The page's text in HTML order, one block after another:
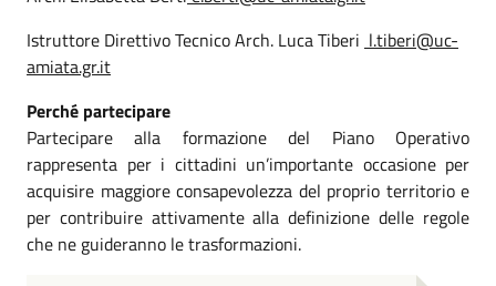
Istruttore Direttivo Tecnico Arch. Luca Tiberi l.tiberi@uc-
amiata.gr.it
Perché partecipare
Partecipare alla formazione del Piano Operativo
rappresenta per i cittadini un’importante occasione per
acquisire maggiore consapevolezza del proprio territorio e
per contribuire attivamente alla definizione delle regole
che ne guideranno le trasformazioni.